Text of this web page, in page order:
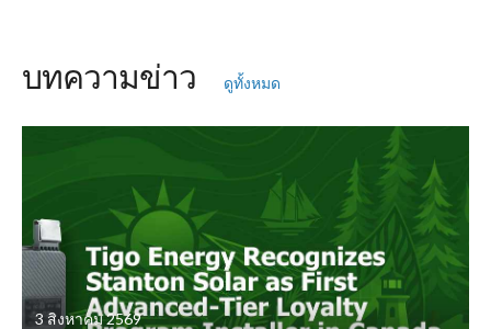
บทความข่าว ดูทั้งหมด
3 สิงหาคม 2569